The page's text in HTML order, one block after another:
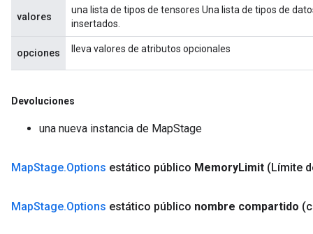
valores
una lista de tipos de tensores Una lista de tipos de
insertados.
opciones lleva valores de atributos opcionales
Devoluciones
una nueva instancia de MapStage
MapStage.Options estático público MemoryLimit (Límite
MapStage.Options estático público nombre compartido